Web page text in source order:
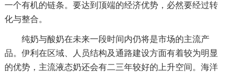
一个有机的链条。要达到顶端的经济优势，必然要经过转
化与整合。
纯奶与酸奶在未来一段时间内仍将是市场的主流产
品。伊利在区域、人员结构及通路建设方面有着较为明显
的优势，主流液态奶还会有二三年较好的上升空间。海洋